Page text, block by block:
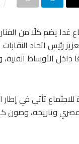
غدا يضم كلًا من
رئيس اتحاد النقابات
الأوساط الفنية،
تأتي في
وتاريخه، وصون